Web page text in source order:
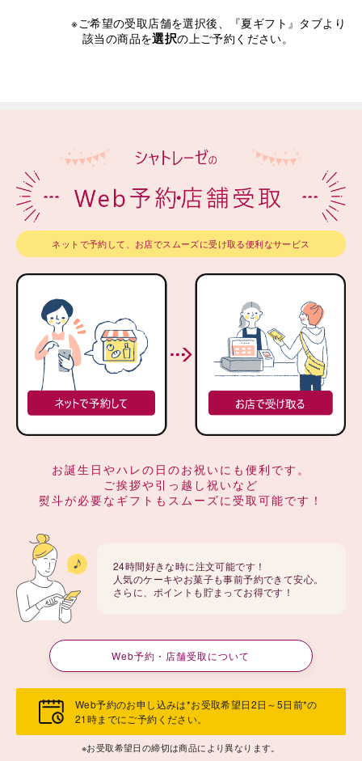
※ご希望の受取店舗を選択後、『夏ギフト』タブより
該当の商品を選択の上ご予約ください。
ネットで予約して、お店でスムーズに受け取る便利なサービス
お誕生日やハレの日のお祝いにも便利です。
ご挨拶や引っ越し祝いなど
熨斗が必要なギフトもスムーズに受取可能です！
24時間好きな時に注文可能です！
人気のケーキやお菓子も事前予約できて安心。
さらに、ポイントも貯まってお得です！
Web予約・店舗受取について
Web予約のお申し込みは*お受取希望日2日～5日前*の
21時までにご予約ください。
※お受取希望日の締切は商品により異なります。